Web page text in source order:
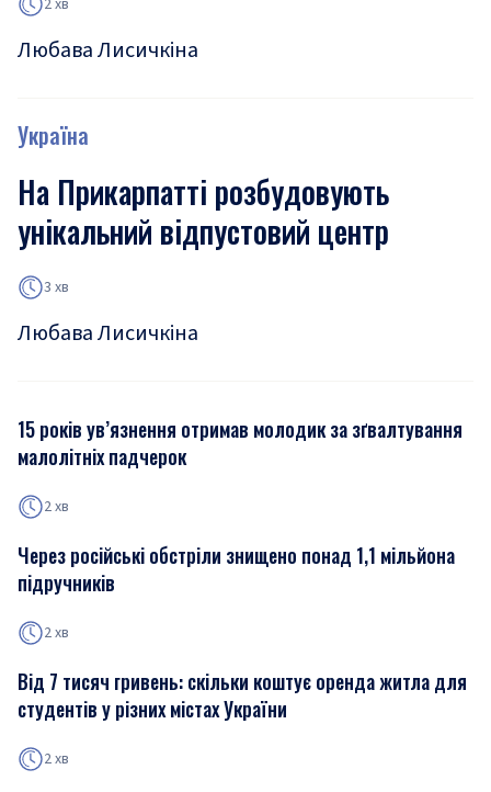
Любава Лисичкіна
Україна
На Прикарпатті розбудовують
унікальний відпустовий центр
3 хв
Любава Лисичкіна
15 років ув’язнення отримав молодик за зґвалтування
малолітніх падчерок
2 хв
Через російські обстріли знищено понад 1,1 мільйона
підручників
2 хв
Від 7 тисяч гривень: скільки коштує оренда житла для
студентів у різних містах України
2 хв